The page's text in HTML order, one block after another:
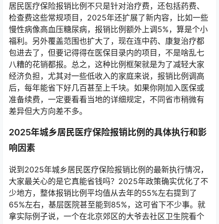
居民医疗保险报销比例不只是针对治疗费，还包括药费、
检查费这些常规项目，2025年还扩展了新内容，比如一些
慢性病像高血压糖尿病，报销比例额外上调5%，算是个小
福利。另外覆盖范围也扩大了，现在连中药、康复治疗都
包进去了，但要记得得在医保目录内的项目，不是啥乱七
八糟的花销都报。总之，这种比例框架就是为了减轻大家
经济负担，尤其对一些低收入的家庭来说，报销比例调高
后，每年能省下好几百甚至上千块。如果你刚加入医保或
准备续费，一定要看看当地的详细规定，不同省市稍微有
差异但大方向差不多。
2025年城乡居民医疗保险报销比例的具体执行和影
响因素
说到2025年城乡居民医疗保险报销比例的最新执行情况，
大家最关心的是它真能省钱吗？2025年政策确实优化了不
少地方，整体报销比例平均值从去年的55%左右提到了
65%左右，基层医院甚至能到85%，这可省下不少事。就
拿实际例子说，一个在北京郊区的大爷去社区卫生院看个